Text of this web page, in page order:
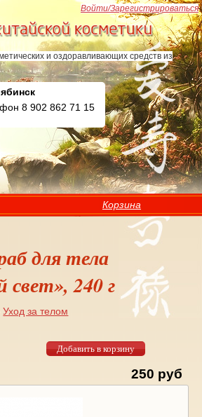
и оздоравливающих средств из
8 902 862 71 15
Корзина
для тела
свет», 240 г
Уход за телом
250 руб
Войти/Зарегистрироваться